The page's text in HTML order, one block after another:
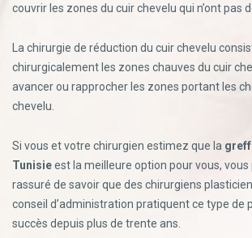
couvrir les zones du cuir chevelu qui n’ont pas
La chirurgie de réduction du cuir chevelu
chirurgicalement les zones chauves du cuir
avancer ou rapprocher les zones portant les
chevelu.
Si vous et votre chirurgien estimez que la
Tunisieest la meilleure option pour vous,
rassuré de savoir que des chirurgiens
conseil d’administration pratiquent ce type de
succès depuis plus de trente ans.